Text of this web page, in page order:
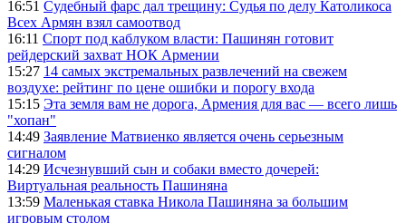
16:51 Судебный фарс дал трещину: Судья по делу Католикоса
Всех Армян взял самоотвод
16:11 Спорт под каблуком власти: Пашинян готовит
рейдерский захват НОК Армении
15:27 14 самых экстремальных развлечений на свежем
воздухе: рейтинг по цене ошибки и порогу входа
15:15 Эта земля вам не дорога, Армения для вас — всего лишь
"хопан"
14:49 Заявление Матвиенко является очень серьезным
сигналом
14:29 Исчезнувший сын и собаки вместо дочерей:
Виртуальная реальность Пашиняна
13:59 Маленькая ставка Никола Пашиняна за большим
игровым столом